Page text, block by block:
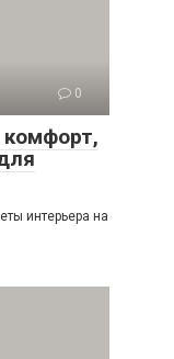
0
интерьера на